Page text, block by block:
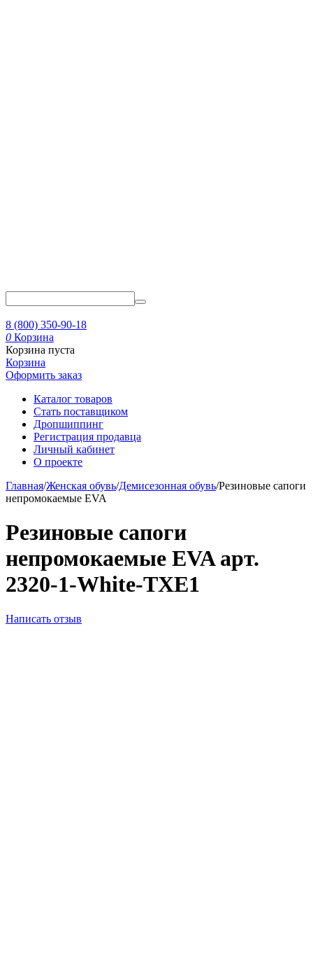
8 (800) 350-90-18
0 Корзина
Корзина пуста
Корзина
Оформить заказ
Каталог товаров
Стать поставщиком
Дропшиппинг
Регистрация продавца
Личный кабинет
О проекте
Главная/Женская обувь/Демисезонная обувь/Резиновые сапоги
непромокаемые EVA
Резиновые сапоги
непромокаемые EVA арт.
2320-1-White-TXE1
Написать отзыв